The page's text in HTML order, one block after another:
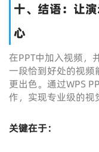
十、结语：让
心
在PPT中加入视频
一段恰到好处的视频
更出色。通过WPS
作，实现专业级的视
关键在于：